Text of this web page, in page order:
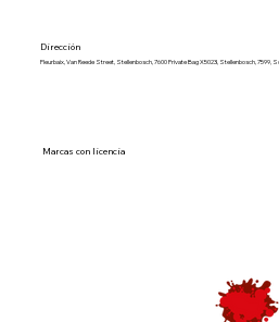
Marcas con licencia
Dirección
Fleurbaix, Van Reede Street, Stellenbosch, 7600 Private Bag X5023, Stellenbosch, 7599,